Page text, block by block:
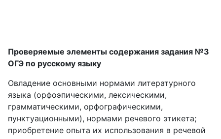
Проверяемые элементы содержания задания №3
ОГЭ по русскому языку
Овладение основными нормами литературного
языка (орфоэпическими, лексическими,
грамматическими, орфографическими,
пунктуационными), нормами речевого этикета;
приобретение опыта их использования в речевой